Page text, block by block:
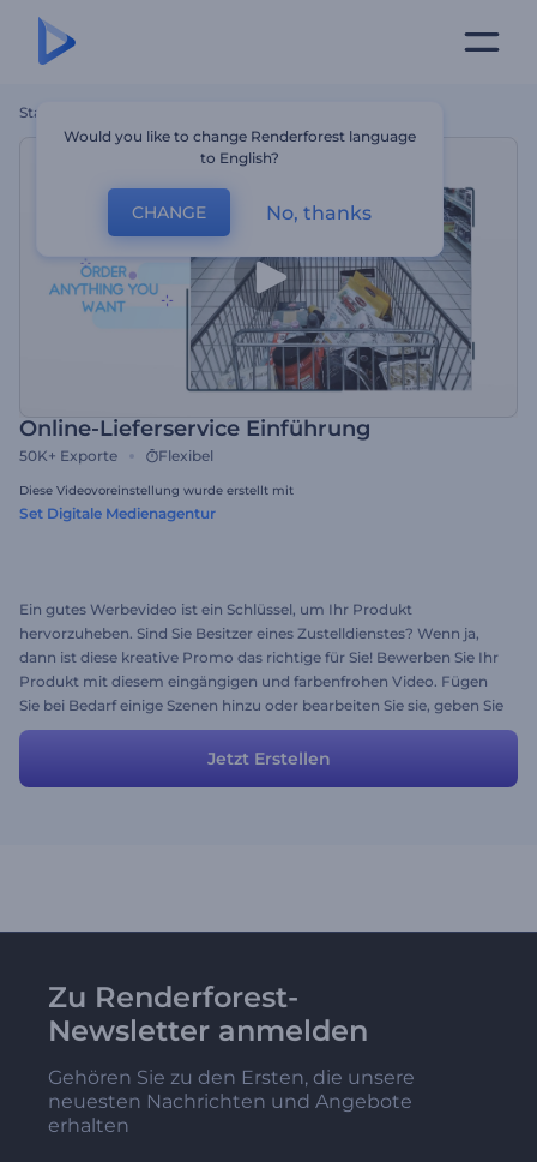
Startseite
Online-Lieferservice Einführung
50K+ Exporte Flexibel
Diese Videovoreinstellung wurde erstellt mit
Set Digitale Medienagentur
Ein gutes Werbevideo ist ein Schlüssel, um Ihr Produkt
hervorzuheben. Sind Sie Besitzer eines Zustelldienstes? Wenn ja,
dann ist diese kreative Promo das richtige für Sie! Bewerben Sie Ihr
Produkt mit diesem eingängigen und farbenfrohen Video. Fügen
Sie bei Bedarf einige Szenen hinzu oder bearbeiten Sie sie, geben Sie
Ihre persönlichen Daten ein und entwickeln Sie Ihr Unternehmen
durch Kreativität. Gerne können Sie auch die gewünschte Musik
wählen. Die Szenenvielfalt macht alles möglich!
Jetzt Erstellen
Zu Renderforest-
Newsletter anmelden
Gehören Sie zu den Ersten, die unsere
neuesten Nachrichten und Angebote
erhalten
Would you like to change Renderforest language
to English?
CHANGE No, thanks